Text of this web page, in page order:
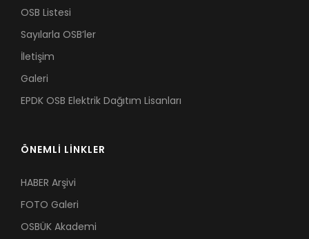
OSB Listesi
Sayılarla OSB’ler
İletişim
Galeri
EPDK OSB Elektrik Dağıtım Lisanları
ÖNEMLİ LİNKLER
HABER Arşivi
FOTO Galeri
OSBÜK Akademi